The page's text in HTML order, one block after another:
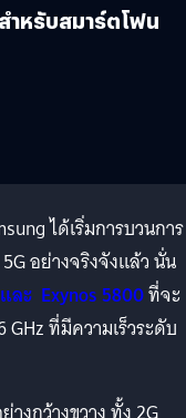
ำหรับสมาร์ตโฟน
ได้เริ่มการบวนการ
อย่างจริงจังแล้ว นั่น
ละ Exynos 5800ที่จะ
ที่มีความเร็วระดับ